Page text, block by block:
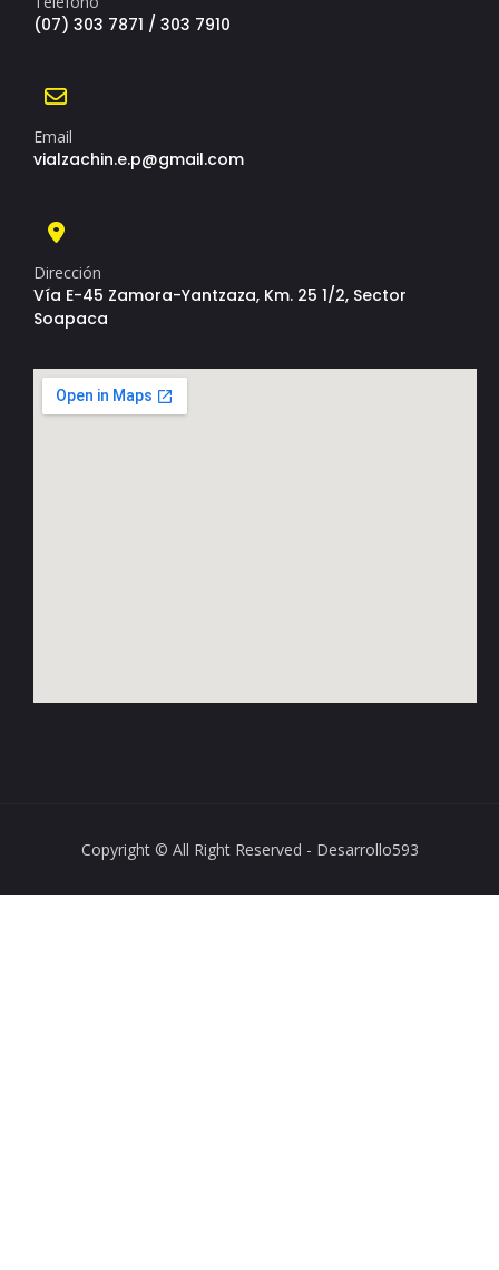
(07) 303 7871 / 303 7910
Email
vialzachin.e.p@gmail.com
Dirección
Vía E-45 Zamora-Yantzaza, Km. 25 1/2, Sector
Soapaca
Copyright © All Right Reserved - Desarrollo593